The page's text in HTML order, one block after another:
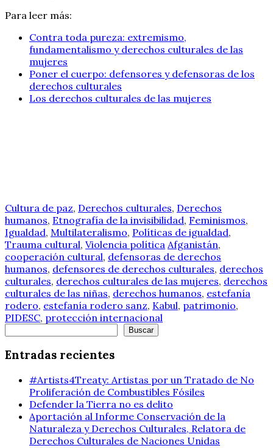
Para leer más:
Contra toda pureza: extremismo,
fundamentalismo y derechos culturales de las
mujeres
Poner el cuerpo: defensores y defensoras de los
derechos culturales
Los derechos culturales de las mujeres
Cultura de paz, Derechos culturales, Derechos
humanos, Etnografía de la invisibilidad, Feminismos,
Igualdad, Multilateralismo, Políticas de igualdad,
Trauma cultural, Violencia política Afganistán,
cooperación cultural, defensoras de derechos
humanos, defensores de derechos culturales, derechos
culturales, derechos culturales de las mujeres, derechos
culturales de las niñas, derechos humanos, estefanía
rodero, estefanía rodero sanz, Kabul, patrimonio,
PIDESC, protección internacional
Buscar
Entradas recientes
#Artists4Treaty: Artistas por un Tratado de No
Proliferación de Combustibles Fósiles
Defender la Tierra no es delito
Aportación al Informe Conservación de la
Naturaleza y Derechos Culturales, Relatora de
Derechos Culturales de Naciones Unidas